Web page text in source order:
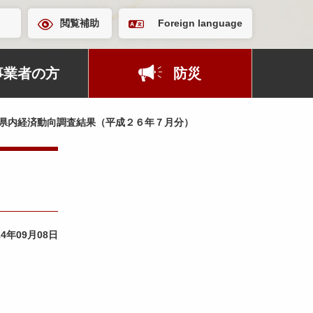
閲覧補助 Foreign language
業者の方 防災
内経済動向調査結果（平成２６年７月分）
年09月08日